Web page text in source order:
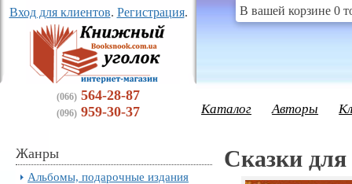
Вход для клиентов. Регистрация.
(066) 564-28-87
(096) 959-30-37
В вашей корзине 0
Каталог Авторы
Жанры
Альбомы, подарочные издания
Сказки